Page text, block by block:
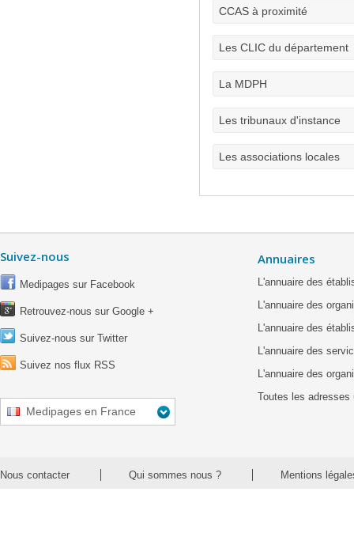
CCAS à proximité
Les CLIC du département
La MDPH
Les tribunaux d'instance
Les associations locales
Suivez-nous
Medipages sur Facebook
Retrouvez-nous sur Google +
Suivez-nous sur Twitter
Suivez nos flux RSS
Medipages en France
Annuaires
L'annuaire des
L'annuaire des
L'annuaire des
L'annuaire des
L'annuaire des
Toutes les adresses
Nous contacter Qui sommes nous ? Mentions